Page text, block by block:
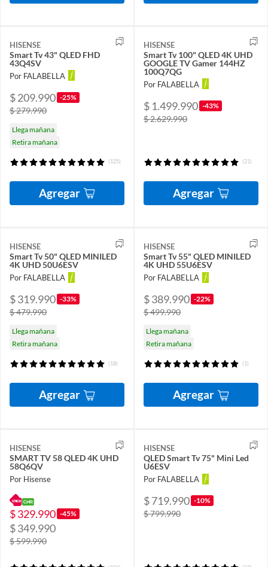
HISENSE
Smart Tv 43" QLED FHD
43Q4SV
Por FALABELLA
$ 209.990 -25%
$ 279.990
Llega mañana
Retira mañana
(125)
Agregar
HISENSE
Smart Tv 100" QLED 4K UHD
GOOGLE TV Gamer 144HZ
100Q7QG
Por FALABELLA
$ 1.499.990 -43%
$ 2.629.990
(21)
Agregar
HISENSE
Smart Tv 50" QLED MINILED
4K UHD 50U6ESV
Por FALABELLA
$ 319.990 -33%
$ 479.990
Llega mañana
Retira mañana
(18)
Agregar
HISENSE
Smart Tv 55" QLED MINILED
4K UHD 55U6ESV
Por FALABELLA
$ 389.990 -22%
$ 499.990
Llega mañana
Retira mañana
(1)
Agregar
HISENSE
SMART TV 58 QLED 4K UHD
58Q6QV
Por Hisense
$ 329.990 -45%
$ 349.990
$ 599.990
HISENSE
QLED Smart Tv 75" Mini Led
U6ESV
Por FALABELLA
$ 719.990 -10%
$ 799.990